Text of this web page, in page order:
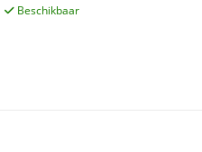
Beschikbaar